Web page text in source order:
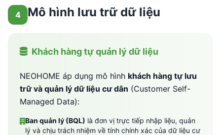
4 Mô hình lưu trữ dữ liệu
Khách hàng tự quản lý dữ liệu
NEOHOME áp dụng mô hình khách hàng tự lưu
trữ và quản lý dữ liệu cư dân (Customer Self-
Managed Data):
Ban quản lý (BQL) là đơn vị trực tiếp nhập liệu, quản
lý và chịu trách nhiệm về tính chính xác của dữ liệu cư